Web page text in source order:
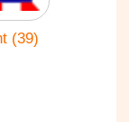
(39)